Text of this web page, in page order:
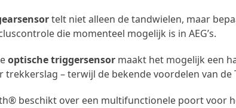
telt niet alleen de tandwielen, maar
die momenteel mogelijk is in AEG’s.
optische triggersensor maakt het mogelijk een
trekkerslag – terwijl de bekende voordelen van de
beschikt over een multifunctionele poort voor